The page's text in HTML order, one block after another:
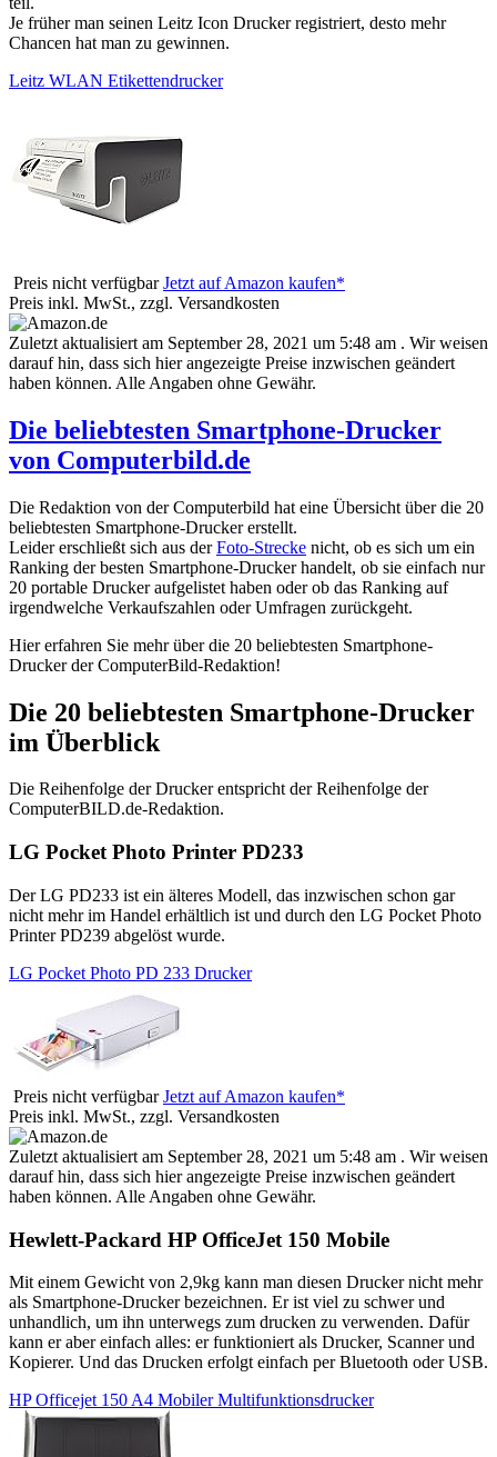
Je früher man seinen Leitz Icon Drucker registriert, desto mehr
Chancen hat man zu gewinnen.
Leitz WLAN Etikettendrucker
Preis nicht verfügbar Jetzt auf Amazon kaufen*
Preis inkl. MwSt., zzgl. Versandkosten
Zuletzt aktualisiert am September 28, 2021 um 5:48 am . Wir weisen
darauf hin, dass sich hier angezeigte Preise inzwischen geändert
haben können. Alle Angaben ohne Gewähr.
Die beliebtesten Smartphone-Drucker
von Computerbild.de
Die Redaktion von der Computerbild hat eine Übersicht über die 20
beliebtesten Smartphone-Drucker erstellt.
Leider erschließt sich aus derFoto-Strecke nicht, ob es sich um ein
Ranking der besten Smartphone-Drucker handelt, ob sie einfach nur
20 portable Drucker aufgelistet haben oder ob das Ranking auf
irgendwelche Verkaufszahlen oder Umfragen zurückgeht.
Hier erfahren Sie mehr über die 20 beliebtesten Smartphone-
Drucker der ComputerBild-Redaktion!
Die 20 beliebtesten Smartphone-Drucker
im Überblick
Die Reihenfolge der Drucker entspricht der Reihenfolge der
ComputerBILD.de-Redaktion.
LG Pocket Photo Printer PD233
Der LG PD233 ist ein älteres Modell, das inzwischen schon gar
nicht mehr im Handel erhältlich ist und durch den LG Pocket Photo
Printer PD239 abgelöst wurde.
LG Pocket Photo PD 233 Drucker
Preis nicht verfügbar Jetzt auf Amazon kaufen*
Preis inkl. MwSt., zzgl. Versandkosten
Zuletzt aktualisiert am September 28, 2021 um 5:48 am . Wir weisen
darauf hin, dass sich hier angezeigte Preise inzwischen geändert
haben können. Alle Angaben ohne Gewähr.
Hewlett-Packard HP OfficeJet 150 Mobile
Mit einem Gewicht von 2,9kg kann man diesen Drucker nicht mehr
als Smartphone-Drucker bezeichnen. Er ist viel zu schwer und
unhandlich, um ihn unterwegs zum drucken zu verwenden. Dafür
kann er aber einfach alles: er funktioniert als Drucker, Scanner und
Kopierer. Und das Drucken erfolgt einfach per Bluetooth oder USB.
HP Officejet 150 A4 Mobiler Multifunktionsdrucker